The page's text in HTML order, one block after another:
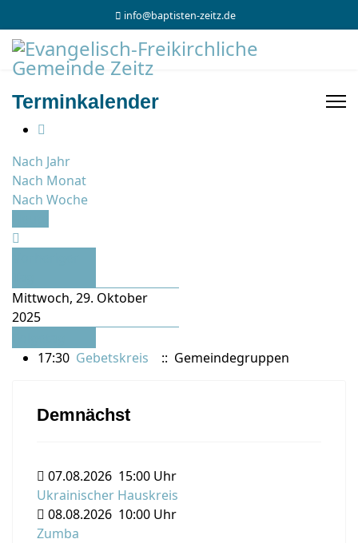
info@baptisten-zeitz.de
Terminkalender
Nach Jahr
Nach Monat
Nach Woche
Mittwoch, 29. Oktober
2025
17:30 Gebetskreis :: Gemeindegruppen
Demnächst
07.08.2026 15:00 Uhr
Ukrainischer Hauskreis
08.08.2026 10:00 Uhr
Zumba